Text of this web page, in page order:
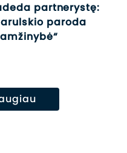
partnerystę:
paroda